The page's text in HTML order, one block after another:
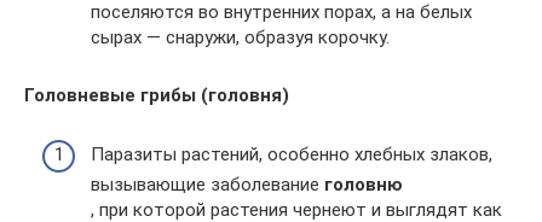
поселяются во внутренних порах, а на белых
сырах — снаружи, образуя корочку.
Головневые грибы (головня)
Паразиты растений, особенно хлебных злаков,
вызывающие заболевание головню
, при которой растения чернеют и выглядят как